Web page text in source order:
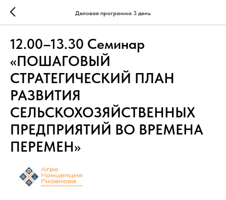
Деловая программа 3 день
12.00–13.30 Семинар
«ПОШАГОВЫЙ
СТРАТЕГИЧЕСКИЙ ПЛАН
РАЗВИТИЯ
СЕЛЬСКОХОЗЯЙСТВЕННЫХ
ПРЕДПРИЯТИЙ ВО ВРЕМЕНА
ПЕРЕМЕН»